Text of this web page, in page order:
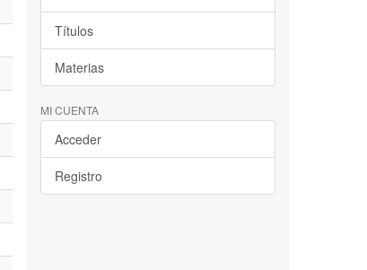
Títulos
Materias
MI CUENTA
Acceder
Registro